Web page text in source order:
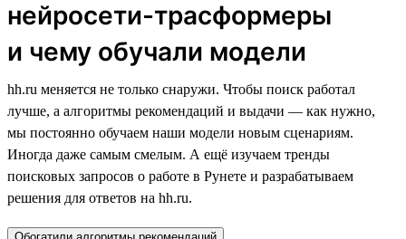
нейросети-трасформеры
и чему обучали модели
hh.ru меняется не только снаружи. Чтобы поиск работал
лучше, а алгоритмы рекомендаций и выдачи — как нужно,
мы постоянно обучаем наши модели новым сценариям.
Иногда даже самым смелым. А ещё изучаем тренды
поисковых запросов о работе в Рунете и разрабатываем
решения для ответов на hh.ru.